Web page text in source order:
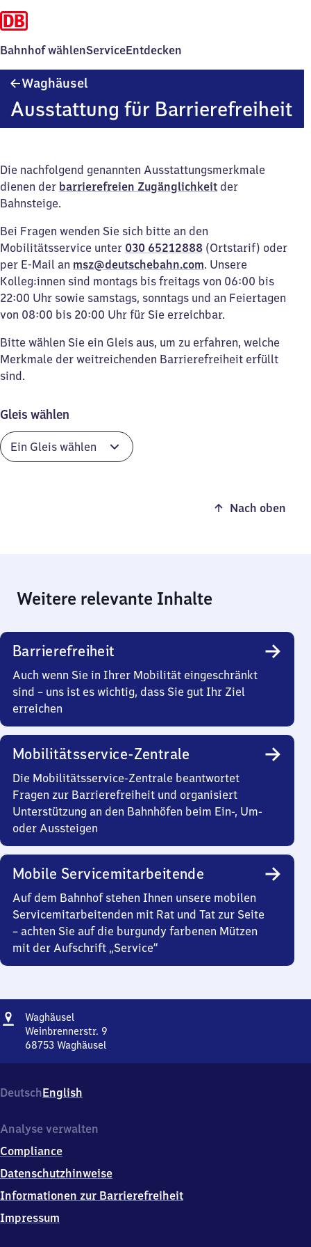
Bahnhof wählenServiceEntdecken
Waghäusel
Ausstattung für Barrierefreiheit
Die nachfolgend genannten Ausstattungsmerkmale
dienen der barrierefreien Zugänglichkeit der
Bahnsteige.
Bei Fragen wenden Sie sich bitte an den
Mobilitätsservice unter 030 65212888 (Ortstarif) oder
per E-Mail an msz@deutschebahn.com. Unsere
Kolleg:innen sind montags bis freitags von 06:00 bis
22:00 Uhr sowie samstags, sonntags und an Feiertagen
von 08:00 bis 20:00 Uhr für Sie erreichbar.
Bitte wählen Sie ein Gleis aus, um zu erfahren, welche
Merkmale der weitreichenden Barrierefreiheit erfüllt
sind.
Gleis wählen
Nach oben
Weitere relevante Inhalte
Barrierefreiheit
Auch wenn Sie in Ihrer Mobilität eingeschränkt
sind – uns ist es wichtig, dass Sie gut Ihr Ziel
erreichen
Mobilitätsservice-Zentrale
Die Mobilitätsservice-Zentrale beantwortet
Fragen zur Barrierefreiheit und organisiert
Unterstützung an den Bahnhöfen beim Ein-, Um-
oder Aussteigen
Mobile Servicemitarbeitende
Auf dem Bahnhof stehen Ihnen unsere mobilen
Servicemitarbeitenden mit Rat und Tat zur Seite
– achten Sie auf die burgundy farbenen Mützen
mit der Aufschrift „Service“
Adresse
Waghäusel
Weinbrennerstr. 9
68753 Waghäusel
9,
6
7
3
Waghäusel
DeutschEnglish
Analyse verwalten
Compliance
Datenschutzhinweise
Informationen zur Barrierefreiheit
Impressum